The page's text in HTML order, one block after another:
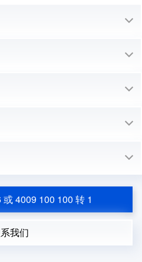
4009 100 100 转 1
我们